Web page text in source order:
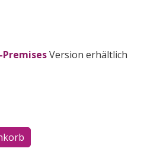
PremisesVersion erhältlich